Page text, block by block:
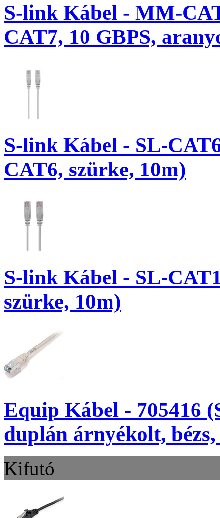
S-link Kábel - MM-
CAT7, 10 GBPS,
S-link Kábel - SL-
CAT6, szürke, 10m)
S-link Kábel - SL-
szürke, 10m)
Equip Kábel - 705416
duplán árnyékolt,
Kifutó